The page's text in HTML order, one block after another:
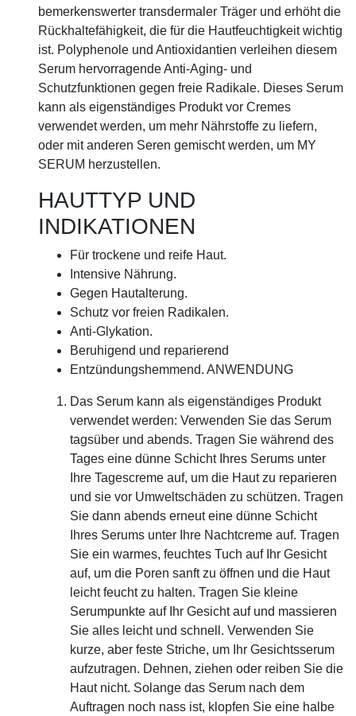
bemerkenswerter transdermaler Träger und erhöht die
Rückhaltefähigkeit, die für die Hautfeuchtigkeit wichtig
ist. Polyphenole und Antioxidantien verleihen diesem
Serum hervorragende Anti-Aging- und
Schutzfunktionen gegen freie Radikale. Dieses Serum
kann als eigenständiges Produkt vor Cremes
verwendet werden, um mehr Nährstoffe zu liefern,
oder mit anderen Seren gemischt werden, um MY
SERUM herzustellen.
HAUTTYP UND
INDIKATIONEN
Für trockene und reife Haut.
Intensive Nährung.
Gegen Hautalterung.
Schutz vor freien Radikalen.
Anti-Glykation.
Beruhigend und reparierend
Entzündungshemmend. ANWENDUNG
Das Serum kann als eigenständiges Produkt
verwendet werden: Verwenden Sie das Serum
tagsüber und abends. Tragen Sie während des
Tages eine dünne Schicht Ihres Serums unter
Ihre Tagescreme auf, um die Haut zu reparieren
und sie vor Umweltschäden zu schützen. Tragen
Sie dann abends erneut eine dünne Schicht
Ihres Serums unter Ihre Nachtcreme auf. Tragen
Sie ein warmes, feuchtes Tuch auf Ihr Gesicht
auf, um die Poren sanft zu öffnen und die Haut
leicht feucht zu halten. Tragen Sie kleine
Serumpunkte auf Ihr Gesicht auf und massieren
Sie alles leicht und schnell. Verwenden Sie
kurze, aber feste Striche, um Ihr Gesichtsserum
aufzutragen. Dehnen, ziehen oder reiben Sie die
Haut nicht. Solange das Serum nach dem
Auftragen noch nass ist, klopfen Sie eine halbe